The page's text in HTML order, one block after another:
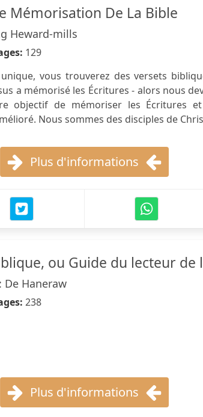
Mémorisation De La Bible
Heward-mills
129
vous trouverez des versets
a mémorisé les Écritures - alors nous
objectif de mémoriser les Écritures
Nous sommes des disciples de
Plus d'informations
ou Guide du lecteur de
De Haneraw
238
Plus d'informations